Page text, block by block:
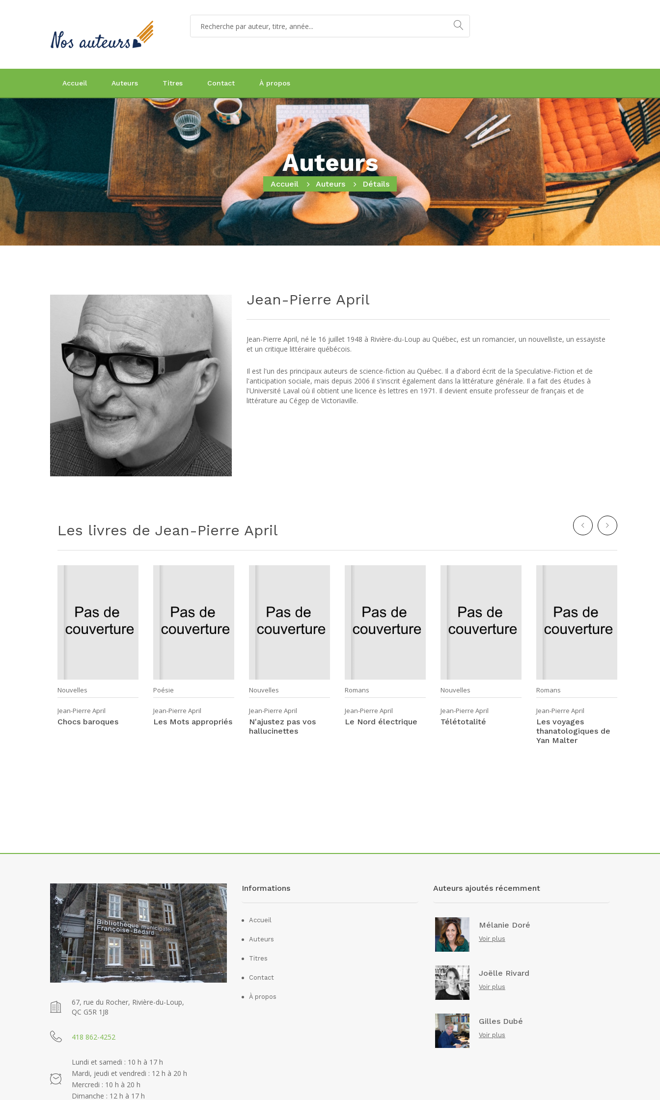
Accueil Auteurs Titres Contact À propos
Auteurs
Accueil Auteurs Détails
Jean-Pierre April
Jean-Pierre April, né le 16 juillet 1948 à Rivière-du-Loup au Québec, est un romancier, un nouvelliste, un essayiste
et un critique littéraire québécois.
Il est l'un des principaux auteurs de science-fiction au Québec. Il a d'abord écrit de la Speculative-Fiction et de
l'anticipation sociale, mais depuis 2006 il s'inscrit également dans la littérature générale. Il a fait des études à
l'Université Laval où il obtient une licence ès lettres en 1971. Il devient ensuite professeur de français et de
littérature au Cégep de Victoriaville.
Les livres de Jean-Pierre April
Nouvelles
Jean-Pierre April
Chocs baroques
Poésie
Jean-Pierre April
Les Mots appropriés
Nouvelles
Jean-Pierre April
N'ajustez pas vos
hallucinettes
Romans
Jean-Pierre April
Le Nord électrique
Nouvelles
Jean-Pierre April
Télétotalité
Romans
Jean-Pierre April
Les voyages
thanatologiques de
Yan Malter
67, rue du Rocher, Rivière-du-Loup,
QC G5R 1J8
418 862-4252
Lundi et samedi : 10 h à 17 h
Mardi, jeudi et vendredi : 12 h à 20 h
Mercredi : 10 h à 20 h
Dimanche : 12 h à 17 h
Informations
Accueil
Auteurs
Titres
Contact
À propos
Auteurs ajoutés récemment
Mélanie Doré
Voir plus
Joëlle Rivard
Voir plus
Gilles Dubé
Voir plus